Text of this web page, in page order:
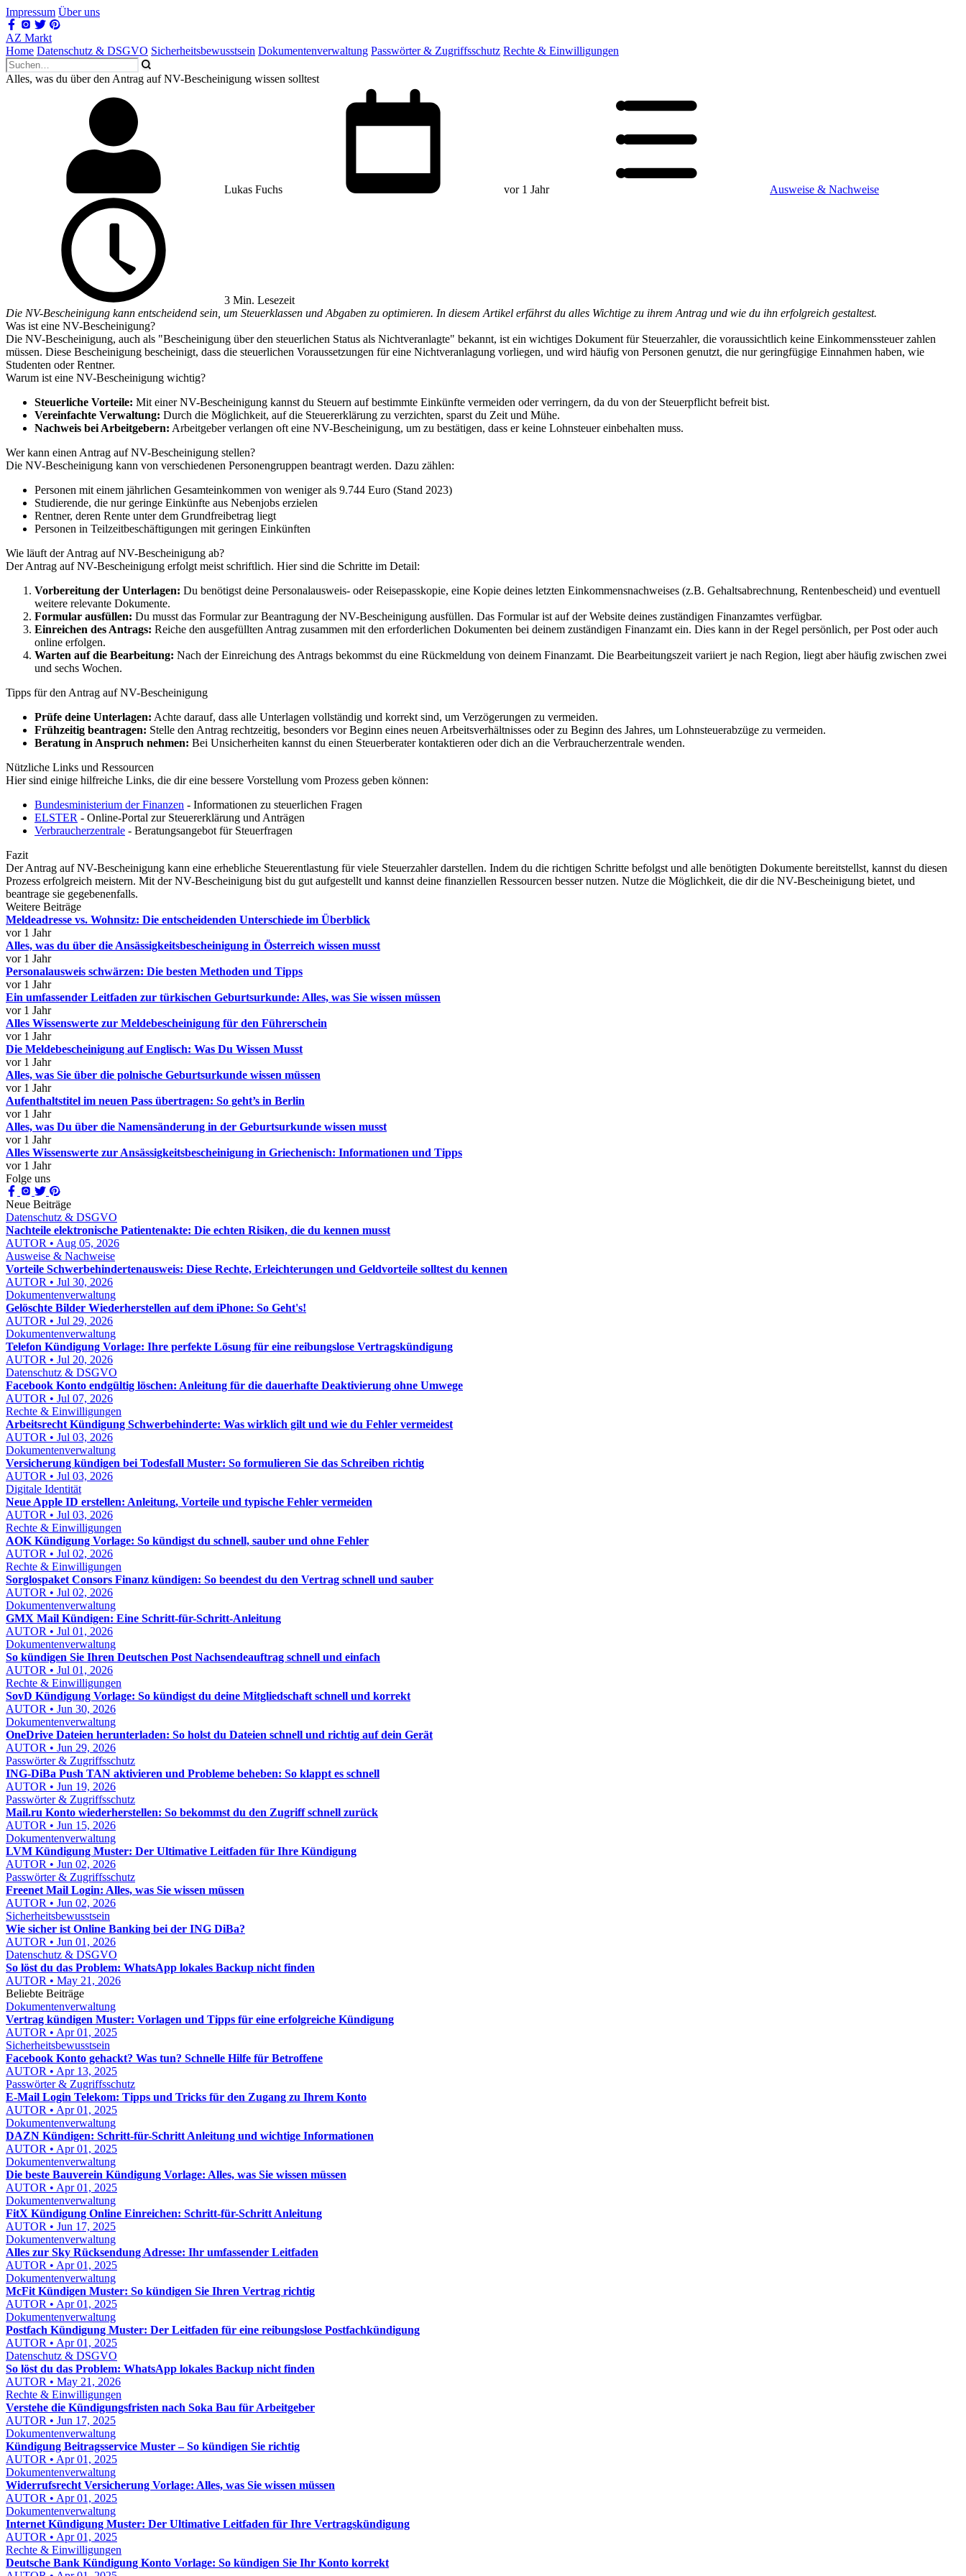
Impressum Über uns
AZ Markt
Home Datenschutz & DSGVO Sicherheitsbewusstsein Dokumentenverwaltung Passwörter & Zugriffsschutz Rechte & Einwilligungen
Alles, was du über den Antrag auf NV-Bescheinigung wissen solltest
Lukas Fuchs vor 1 Jahr Ausweise & Nachweise
3 Min. Lesezeit
Die NV-Bescheinigung kann entscheidend sein, um Steuerklassen und Abgaben zu optimieren. In diesem Artikel erfährst du alles Wichtige zu ihrem Antrag und wie du ihn erfolgreich gestaltest.
Was ist eine NV-Bescheinigung?
Die NV-Bescheinigung, auch als "Bescheinigung über den steuerlichen Status als Nichtveranlagte" bekannt, ist ein wichtiges Dokument für Steuerzahler, die voraussichtlich keine Einkommenssteuer zahlen
müssen. Diese Bescheinigung bescheinigt, dass die steuerlichen Voraussetzungen für eine Nichtveranlagung vorliegen, und wird häufig von Personen genutzt, die nur geringfügige Einnahmen haben, wie
Studenten oder Rentner.
Warum ist eine NV-Bescheinigung wichtig?
Steuerliche Vorteile: Mit einer NV-Bescheinigung kannst du Steuern auf bestimmte Einkünfte vermeiden oder verringern, da du von der Steuerpflicht befreit bist.
Vereinfachte Verwaltung: Durch die Möglichkeit, auf die Steuererklärung zu verzichten, sparst du Zeit und Mühe.
Nachweis bei Arbeitgebern: Arbeitgeber verlangen oft eine NV-Bescheinigung, um zu bestätigen, dass er keine Lohnsteuer einbehalten muss.
Wer kann einen Antrag auf NV-Bescheinigung stellen?
Die NV-Bescheinigung kann von verschiedenen Personengruppen beantragt werden. Dazu zählen:
Personen mit einem jährlichen Gesamteinkommen von weniger als 9.744 Euro (Stand 2023)
Studierende, die nur geringe Einkünfte aus Nebenjobs erzielen
Rentner, deren Rente unter dem Grundfreibetrag liegt
Personen in Teilzeitbeschäftigungen mit geringen Einkünften
Wie läuft der Antrag auf NV-Bescheinigung ab?
Der Antrag auf NV-Bescheinigung erfolgt meist schriftlich. Hier sind die Schritte im Detail:
Vorbereitung der Unterlagen: Du benötigst deine Personalausweis- oder Reisepasskopie, eine Kopie deines letzten Einkommensnachweises (z.B. Gehaltsabrechnung, Rentenbescheid) und eventuell
weitere relevante Dokumente.
Formular ausfüllen: Du musst das Formular zur Beantragung der NV-Bescheinigung ausfüllen. Das Formular ist auf der Website deines zuständigen Finanzamtes verfügbar.
Einreichen des Antrags: Reiche den ausgefüllten Antrag zusammen mit den erforderlichen Dokumenten bei deinem zuständigen Finanzamt ein. Dies kann in der Regel persönlich, per Post oder auch
online erfolgen.
Warten auf die Bearbeitung: Nach der Einreichung des Antrags bekommst du eine Rückmeldung von deinem Finanzamt. Die Bearbeitungszeit variiert je nach Region, liegt aber häufig zwischen zwei
und sechs Wochen.
Tipps für den Antrag auf NV-Bescheinigung
Prüfe deine Unterlagen: Achte darauf, dass alle Unterlagen vollständig und korrekt sind, um Verzögerungen zu vermeiden.
Frühzeitig beantragen: Stelle den Antrag rechtzeitig, besonders vor Beginn eines neuen Arbeitsverhältnisses oder zu Beginn des Jahres, um Lohnsteuerabzüge zu vermeiden.
Beratung in Anspruch nehmen: Bei Unsicherheiten kannst du einen Steuerberater kontaktieren oder dich an die Verbraucherzentrale wenden.
Nützliche Links und Ressourcen
Hier sind einige hilfreiche Links, die dir eine bessere Vorstellung vom Prozess geben können:
Bundesministerium der Finanzen - Informationen zu steuerlichen Fragen
ELSTER - Online-Portal zur Steuererklärung und Anträgen
Verbraucherzentrale - Beratungsangebot für Steuerfragen
Fazit
Der Antrag auf NV-Bescheinigung kann eine erhebliche Steuerentlastung für viele Steuerzahler darstellen. Indem du die richtigen Schritte befolgst und alle benötigten Dokumente bereitstellst, kannst du diesen
Prozess erfolgreich meistern. Mit der NV-Bescheinigung bist du gut aufgestellt und kannst deine finanziellen Ressourcen besser nutzen. Nutze die Möglichkeit, die dir die NV-Bescheinigung bietet, und
beantrage sie gegebenenfalls.
Weitere Beiträge
Meldeadresse vs. Wohnsitz: Die entscheidenden Unterschiede im Überblick
vor 1 Jahr
Alles, was du über die Ansässigkeitsbescheinigung in Österreich wissen musst
vor 1 Jahr
Personalausweis schwärzen: Die besten Methoden und Tipps
vor 1 Jahr
Ein umfassender Leitfaden zur türkischen Geburtsurkunde: Alles, was Sie wissen müssen
vor 1 Jahr
Alles Wissenswerte zur Meldebescheinigung für den Führerschein
vor 1 Jahr
Die Meldebescheinigung auf Englisch: Was Du Wissen Musst
vor 1 Jahr
Alles, was Sie über die polnische Geburtsurkunde wissen müssen
vor 1 Jahr
Aufenthaltstitel im neuen Pass übertragen: So geht’s in Berlin
vor 1 Jahr
Alles, was Du über die Namensänderung in der Geburtsurkunde wissen musst
vor 1 Jahr
Alles Wissenswerte zur Ansässigkeitsbescheinigung in Griechenisch: Informationen und Tipps
vor 1 Jahr
Folge uns
Neue Beiträge
Datenschutz & DSGVO
Nachteile elektronische Patientenakte: Die echten Risiken, die du kennen musst
AUTOR • Aug 05, 2026
Ausweise & Nachweise
Vorteile Schwerbehindertenausweis: Diese Rechte, Erleichterungen und Geldvorteile solltest du kennen
AUTOR • Jul 30, 2026
Dokumentenverwaltung
Gelöschte Bilder Wiederherstellen auf dem iPhone: So Geht's!
AUTOR • Jul 29, 2026
Dokumentenverwaltung
Telefon Kündigung Vorlage: Ihre perfekte Lösung für eine reibungslose Vertragskündigung
AUTOR • Jul 20, 2026
Datenschutz & DSGVO
Facebook Konto endgültig löschen: Anleitung für die dauerhafte Deaktivierung ohne Umwege
AUTOR • Jul 07, 2026
Rechte & Einwilligungen
Arbeitsrecht Kündigung Schwerbehinderte: Was wirklich gilt und wie du Fehler vermeidest
AUTOR • Jul 03, 2026
Dokumentenverwaltung
Versicherung kündigen bei Todesfall Muster: So formulieren Sie das Schreiben richtig
AUTOR • Jul 03, 2026
Digitale Identität
Neue Apple ID erstellen: Anleitung, Vorteile und typische Fehler vermeiden
AUTOR • Jul 03, 2026
Rechte & Einwilligungen
AOK Kündigung Vorlage: So kündigst du schnell, sauber und ohne Fehler
AUTOR • Jul 02, 2026
Rechte & Einwilligungen
Sorglospaket Consors Finanz kündigen: So beendest du den Vertrag schnell und sauber
AUTOR • Jul 02, 2026
Dokumentenverwaltung
GMX Mail Kündigen: Eine Schritt-für-Schritt-Anleitung
AUTOR • Jul 01, 2026
Dokumentenverwaltung
So kündigen Sie Ihren Deutschen Post Nachsendeauftrag schnell und einfach
AUTOR • Jul 01, 2026
Rechte & Einwilligungen
SovD Kündigung Vorlage: So kündigst du deine Mitgliedschaft schnell und korrekt
AUTOR • Jun 30, 2026
Dokumentenverwaltung
OneDrive Dateien herunterladen: So holst du Dateien schnell und richtig auf dein Gerät
AUTOR • Jun 29, 2026
Passwörter & Zugriffsschutz
ING-DiBa Push TAN aktivieren und Probleme beheben: So klappt es schnell
AUTOR • Jun 19, 2026
Passwörter & Zugriffsschutz
Mail.ru Konto wiederherstellen: So bekommst du den Zugriff schnell zurück
AUTOR • Jun 15, 2026
Dokumentenverwaltung
LVM Kündigung Muster: Der Ultimative Leitfaden für Ihre Kündigung
AUTOR • Jun 02, 2026
Passwörter & Zugriffsschutz
Freenet Mail Login: Alles, was Sie wissen müssen
AUTOR • Jun 02, 2026
Sicherheitsbewusstsein
Wie sicher ist Online Banking bei der ING DiBa?
AUTOR • Jun 01, 2026
Datenschutz & DSGVO
So löst du das Problem: WhatsApp lokales Backup nicht finden
AUTOR • May 21, 2026
Beliebte Beiträge
Dokumentenverwaltung
Vertrag kündigen Muster: Vorlagen und Tipps für eine erfolgreiche Kündigung
AUTOR • Apr 01, 2025
Sicherheitsbewusstsein
Facebook Konto gehackt? Was tun? Schnelle Hilfe für Betroffene
AUTOR • Apr 13, 2025
Passwörter & Zugriffsschutz
E-Mail Login Telekom: Tipps und Tricks für den Zugang zu Ihrem Konto
AUTOR • Apr 01, 2025
Dokumentenverwaltung
DAZN Kündigen: Schritt-für-Schritt Anleitung und wichtige Informationen
AUTOR • Apr 01, 2025
Dokumentenverwaltung
Die beste Bauverein Kündigung Vorlage: Alles, was Sie wissen müssen
AUTOR • Apr 01, 2025
Dokumentenverwaltung
FitX Kündigung Online Einreichen: Schritt-für-Schritt Anleitung
AUTOR • Jun 17, 2025
Dokumentenverwaltung
Alles zur Sky Rücksendung Adresse: Ihr umfassender Leitfaden
AUTOR • Apr 01, 2025
Dokumentenverwaltung
McFit Kündigen Muster: So kündigen Sie Ihren Vertrag richtig
AUTOR • Apr 01, 2025
Dokumentenverwaltung
Postfach Kündigung Muster: Der Leitfaden für eine reibungslose Postfachkündigung
AUTOR • Apr 01, 2025
Datenschutz & DSGVO
So löst du das Problem: WhatsApp lokales Backup nicht finden
AUTOR • May 21, 2026
Rechte & Einwilligungen
Verstehe die Kündigungsfristen nach Soka Bau für Arbeitgeber
AUTOR • Jun 17, 2025
Dokumentenverwaltung
Kündigung Beitragsservice Muster – So kündigen Sie richtig
AUTOR • Apr 01, 2025
Dokumentenverwaltung
Widerrufsrecht Versicherung Vorlage: Alles, was Sie wissen müssen
AUTOR • Apr 01, 2025
Dokumentenverwaltung
Internet Kündigung Muster: Der Ultimative Leitfaden für Ihre Vertragskündigung
AUTOR • Apr 01, 2025
Rechte & Einwilligungen
Deutsche Bank Kündigung Konto Vorlage: So kündigen Sie Ihr Konto korrekt